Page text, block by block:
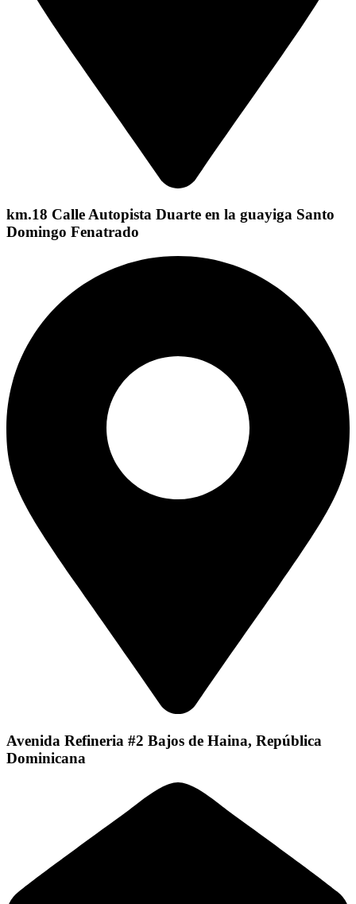
km.18 Calle Autopista Duarte en la guayiga Santo
Domingo Fenatrado
Avenida Refineria #2 Bajos de Haina, República
Dominicana